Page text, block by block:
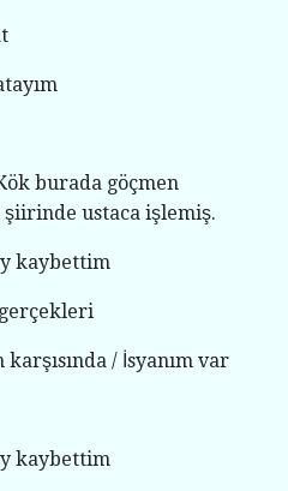
burada göçmen
şiirinde ustaca işlemiş.
kaybettim
gerçekleri
/ İsyanım var
kaybettim